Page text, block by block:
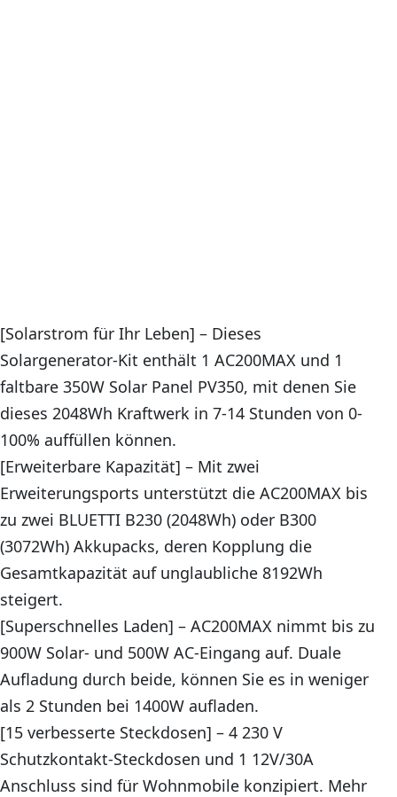
[Solarstrom für Ihr Leben] – Dieses
Solargenerator-Kit enthält 1 AC200MAX und 1
faltbare 350W Solar Panel PV350, mit denen Sie
dieses 2048Wh Kraftwerk in 7-14 Stunden von 0-
100% auffüllen können.
[Erweiterbare Kapazität] – Mit zwei
Erweiterungsports unterstützt die AC200MAX bis
zu zwei BLUETTI B230 (2048Wh) oder B300
(3072Wh) Akkupacks, deren Kopplung die
Gesamtkapazität auf unglaubliche 8192Wh
steigert.
[Superschnelles Laden] – AC200MAX nimmt bis zu
900W Solar- und 500W AC-Eingang auf. Duale
Aufladung durch beide, können Sie es in weniger
als 2 Stunden bei 1400W aufladen.
[15 verbesserte Steckdosen] – 4 230 V
Schutzkontakt-Steckdosen und 1 12V/30A
Anschluss sind für Wohnmobile konzipiert. Mehr